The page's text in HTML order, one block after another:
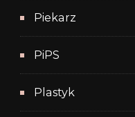
Piekarz
PiPS
Plastyk